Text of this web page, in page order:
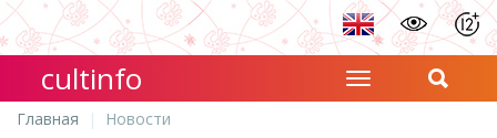
cultinfo
Главная Новости